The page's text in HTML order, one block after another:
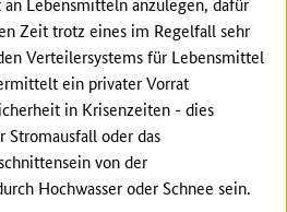
Zeit trotz eines im Regelfall sehr
Verteilersystems für Lebensmittel
ein privater Vorrat
in Krisenzeiten - dies
Stromausfall oder das
von der
Hochwasser oder Schnee sein.